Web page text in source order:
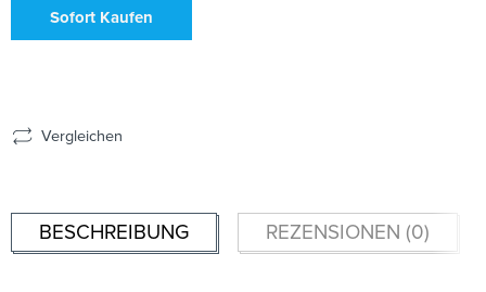
Sofort Kaufen
Vergleichen
BESCHREIBUNG REZENSIONEN (0)